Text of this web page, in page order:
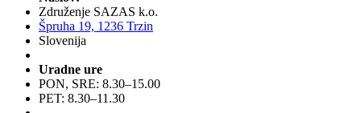
Združenje SAZAS k.o.
Špruha 19, 1236 Trzin
Slovenija
Uradne ure
PON, SRE: 8.30–15.00
PET: 8.30–11.30